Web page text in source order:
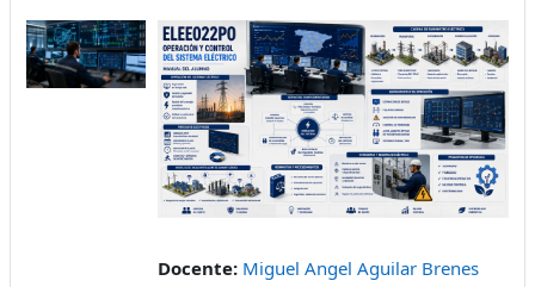
Docente: Miguel Angel Aguilar Brenes